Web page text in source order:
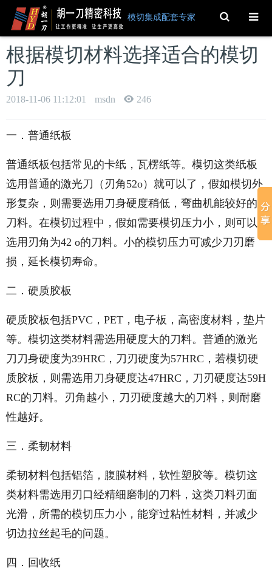
模切集成配套专家 Toggle
Search
根据模切材料选择适合的模切
刀
2018-11-06 11:12:01 msdn 246
一．普通纸板
普通纸板包括常见的卡纸，瓦楞纸等。模切这类纸板
选用普通的激光刀（刃角52o）就可以了，假如模切外
形复杂，则需要选用刀身硬度稍低，弯曲机能较好的
刀料。在模切过程中，假如需要模切压力小，则可以
选用刃角为42 o的刀料。小的模切压力可减少刀刃磨
损，延长模切寿命。
二．硬质胶板
硬质胶板包括PVC，PET，电子板，高密度材料，垫片
等。模切这类材料需选用硬度大的刀料。普通的激光
刀刀身硬度为39HRC，刀刃硬度为57HRC，若模切硬
质胶板，则需选用刀身硬度达47HRC，刀刃硬度达59H
RC的刀料。刃角越小，刀刃硬度越大的刀料，则耐磨
性越好。
三．柔韧材料
柔韧材料包括铝箔，腹膜材料，软性塑胶等。模切这
类材料需选用刃口经精细磨制的刀料，这类刀料刃面
光滑，所需的模切压力小，能穿过粘性材料，并减少
切边拉丝起毛的问题。
四．回收纸